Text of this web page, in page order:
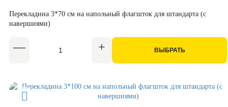
Перекладина 3*70 см на напольный флагшток для штандарта (с
навершиями)
ВЫБРАТЬ